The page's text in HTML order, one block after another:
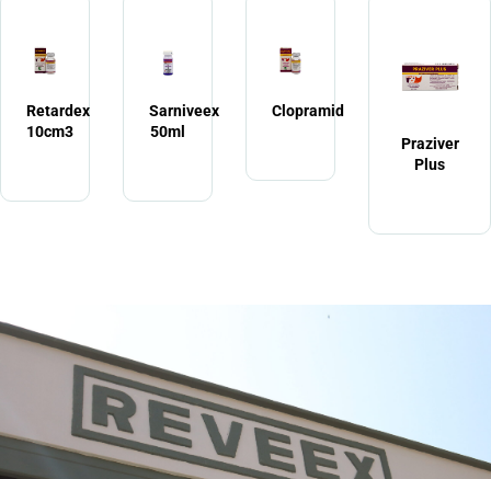
Retardex
10cm3
Sarniveex
50ml
Clopramid
Praziver
Plus
LABORATORIOS
REVEEX
DE VENEZUELA, CA
Empresa dedicada a la fabricación de productos